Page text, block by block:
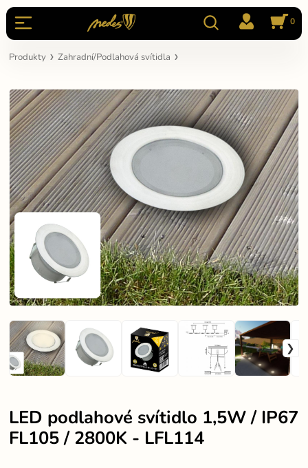
0
Produkty Zahradní/Podlahová svítidla
LED podlahové svítidlo 1,5W / IP67
FL105 / 2800K - LFL114